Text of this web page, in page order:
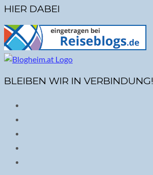
HIER DABEI
BLEIBEN WIR IN VERBINDUNG!